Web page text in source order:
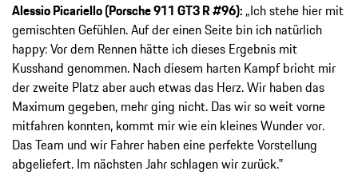
Alessio Picariello (Porsche 911 GT3 R #96): „Ich stehe hier mit
gemischten Gefühlen. Auf der einen Seite bin ich natürlich
happy: Vor dem Rennen hätte ich dieses Ergebnis mit
Kusshand genommen. Nach diesem harten Kampf bricht mir
der zweite Platz aber auch etwas das Herz. Wir haben das
Maximum gegeben, mehr ging nicht. Das wir so weit vorne
mitfahren konnten, kommt mir wie ein kleines Wunder vor.
Das Team und wir Fahrer haben eine perfekte Vorstellung
abgeliefert. Im nächsten Jahr schlagen wir zurück.‟